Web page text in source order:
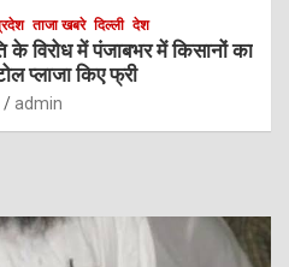
ताजा खबरे दिल्ली देश
के विरोध में पंजाबभर में किसानों का
प्लाजा किए फ्री
admin